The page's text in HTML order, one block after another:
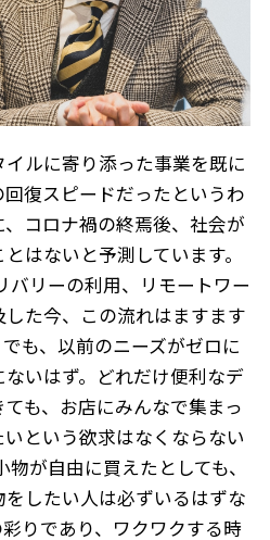
ルに寄り添った事業を既に
復スピードだったというわ
コロナ禍の終焉後、社会が
はないと予測しています。
バリーの利用、リモートワー
た今、この流れはますます
も、以前のニーズがゼロに
いはず。どれだけ便利なデ
も、お店にみんなで集まっ
という欲求はなくならない
が自由に買えたとしても、
したい人は必ずいるはずな
りであり、ワクワクする時